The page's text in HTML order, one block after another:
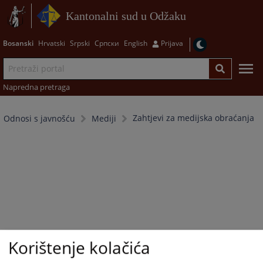
Kantonalni sud u Odžaku
Bosanski Hrvatski Srpski Српски English Prijava
Napredna pretraga
Odnosi s javnošću Mediji Zahtjevi za medijska obraćanja
Korištenje kolačića